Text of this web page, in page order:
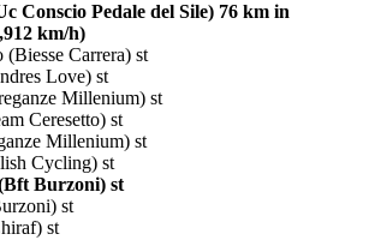
Conscio Pedale del Sile) 76 km in
km/h)
Carrera) st
Love) st
Millenium) st
Ceresetto) st
Millenium) st
Cycling) st
Burzoni) st
st
st